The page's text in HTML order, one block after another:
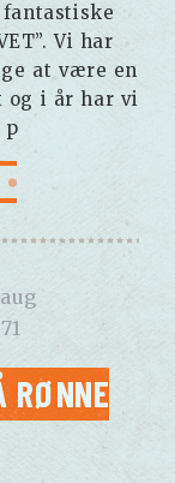
Vi har
at være en
og i år har vi
p
aug
71
RØNNE